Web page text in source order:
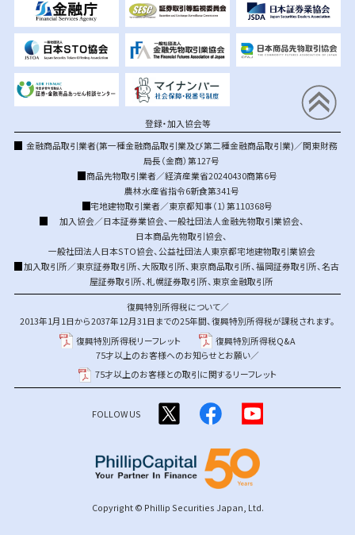
登録・加入協会等
金融商品取引業者(第一種金融商品取引業及び第二種金融商品取引業)／関東財務
局長（金商）第127号
商品先物取引業者／経済産業省20240430商第6号
農林水産省指令6新食第341号
宅地建物取引業者／東京都知事（1）第110368号
加入協会／日本証券業協会、 一般社団法人金融先物取引業協会、
日本商品先物取引協会、
一般社団法人日本STO協会、 公益社団法人東京都宅地建物取引業協会
加入取引所／東京証券取引所、大阪取引所、 東京商品取引所、福岡証券取引所、名古
屋証券取引所、札幌証券取引所、 東京金融取引所
復興特別所得税について／
2013年1月1日から2037年12月31日までの25年間、復興特別所得税が課税されます。
復興特別所得税リーフレット
復興特別所得税Q&A
75才以上のお客様へのお知らせとお願い／
75才以上のお客様との取引に関するリーフレット
FOLLOW US
Copyright © Phillip Securities Japan, Ltd.